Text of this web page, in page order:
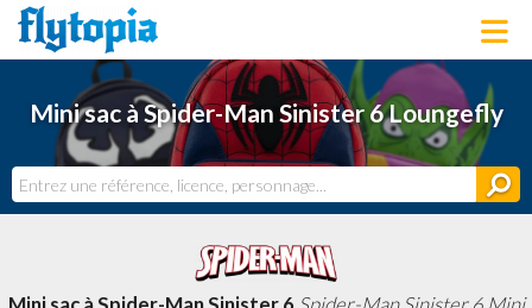
LOUNGEFLY
LICENCES
NOUVEAUTÉS
BONS PLANS
ACTUALITÉS
DERNIERS AJOUTS
Mini sac à Spider-Man Sinister 6 Loungefly